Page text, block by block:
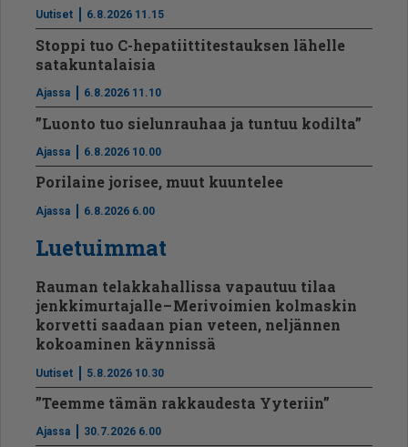
Uutiset 6.8.2026 11.15
Stoppi tuo C-hepatiit­ti­tes­tauksen lähelle
satakuntalaisia
Ajassa 6.8.2026 11.10
”Luonto tuo sielunrauhaa ja tuntuu kodilta”
Ajassa 6.8.2026 10.00
Porilaine jorisee, muut kuuntelee
Ajassa 6.8.2026 6.00
Luetuimmat
Rauman telakkahallissa vapautuu tilaa
jenkkimurtajalle – Merivoimien kolmaskin
korvetti saadaan pian veteen, neljännen
kokoaminen käynnissä
Uutiset 5.8.2026 10.30
”Teemme tämän rakkaudesta Yyteriin”
Ajassa 30.7.2026 6.00